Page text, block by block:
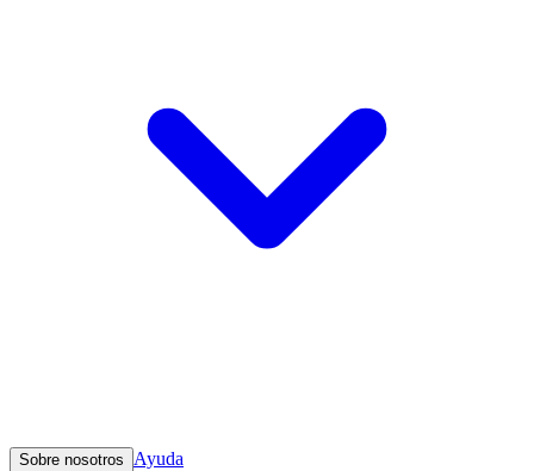
Sobre nosotros Ayuda